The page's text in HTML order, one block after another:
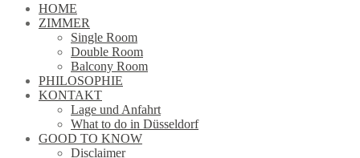
HOME
ZIMMER
Single Room
Double Room
Balcony Room
PHILOSOPHIE
KONTAKT
Lage und Anfahrt
What to do in Düsseldorf
GOOD TO KNOW
Disclaimer